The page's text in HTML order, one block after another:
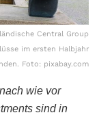
Central Group
im ersten Halbjahr
Foto: pixabay.com
wie vor
sind in